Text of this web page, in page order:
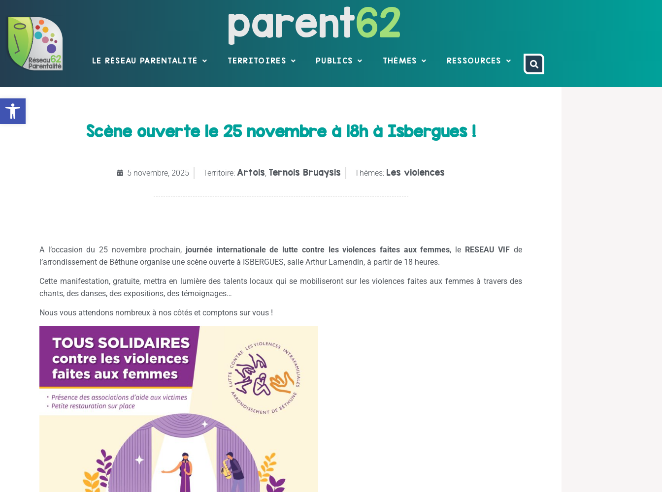
Ouvrir la barre d’outils
parent62
LE RÉSEAU PARENTALITÉ TERRITOIRES PUBLICS THÈMES RESSOURCES
Scène ouverte le 25 novembre à 18h à Isbergues !
5 novembre, 2025 Territoire: Artois Ternois Bruaysis Thèmes: Les violences
A l’occasion du 25 novembre prochain, journée internationale de lutte contre les violences faites aux femmes, le RESEAU VIF de
l’arrondissement de Béthune organise une scène ouverte à ISBERGUES, salle Arthur Lamendin, à partir de 18 heures.
Cette manifestation, gratuite, mettra en lumière des talents locaux qui se mobiliseront sur les violences faites aux femmes à travers des
chants, des danses, des expositions, des témoignages…
Nous vous attendons nombreux à nos côtés et comptons sur vous !